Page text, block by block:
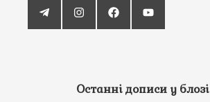
Останні дописи у блозі